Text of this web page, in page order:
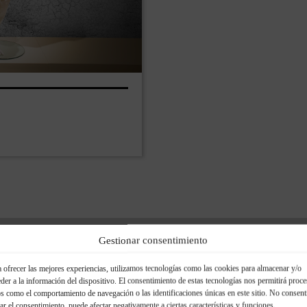
Gestionar consentimiento
ofrecer las mejores experiencias, utilizamos tecnologías como las cookies para almacenar y/o
a la información del dispositivo. El consentimiento de estas tecnologías nos permitirá
como el comportamiento de navegación o las identificaciones únicas en este sitio. No
el consentimiento, puede afectar negativamente a ciertas características y funciones.
Specificazioni tecniche